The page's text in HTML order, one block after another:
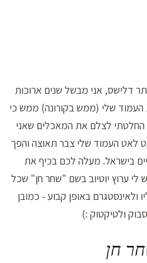
דלישס, אני מבשל שנים ארוכות
שלי (ממש בקורונה) ממש כי
לצלם את המאכלים שאני
לאט העמוד שלי צבר תאוצה והפך
בישראל. מעלה לכם בכיף את
לי ערוץ יוטיוב בשם "שחר חן" שכל
ולאינסטגרם באופן קבוע - כמובן
ולטיקטוק :)
חן